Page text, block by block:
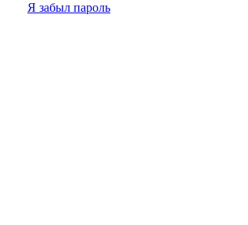
Я забыл пароль